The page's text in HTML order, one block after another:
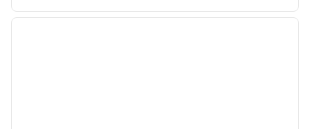
1 von 12